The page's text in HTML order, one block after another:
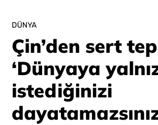
DÜNYA
Çin’den sert
‘Dünyaya
istediğinizi